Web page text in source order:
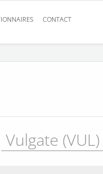
CONTACT
Vulgate